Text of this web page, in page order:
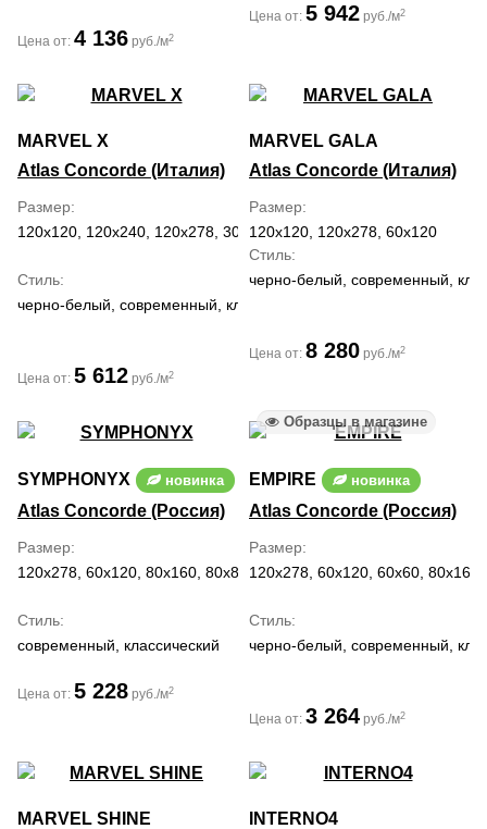
Цена от: 4 136 руб./м2
Цена от: 5 942 руб./м2
MARVEL X
Atlas Concorde (Италия)
Размер
120x120, 120x240, 120x278, 30x60, 60x120, 60x60, 75x150, 75x75
Стиль
черно-белый, современный, классический, средиземноморский
Цена от: 5 612 руб./м2
MARVEL GALA
Atlas Concorde (Италия)
Размер
120x120, 120x278, 60x120
Стиль
черно-белый, современный,
Цена от: 8 280 руб./м2
SYMPHONYX новинка
Atlas Concorde (Россия)
Размер
120x278, 60x120, 80x160, 80x80
Стиль
современный, классический
Цена от: 5 228 руб./м2
Образцы в магазине
EMPIRE новинка
Atlas Concorde (Россия)
Размер
120x278, 60x120, 60x60, 80x160
Стиль
черно-белый, современный,
Цена от: 3 264 руб./м2
MARVEL SHINE
INTERNO4